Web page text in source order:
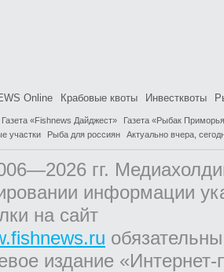
Online Крабовые квоты Инвестквоты
Газета «Fishnews Дайджест»
Газета «Рыбак
участки Рыба для россиян Актуально вчера,
гг.
информации
на сайт
издание